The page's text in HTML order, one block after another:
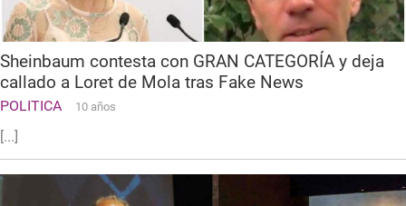
Sheinbaum contesta con GRAN CATEGORÍA y deja
callado a Loret de Mola tras Fake News
POLITICA 10 años
[...]